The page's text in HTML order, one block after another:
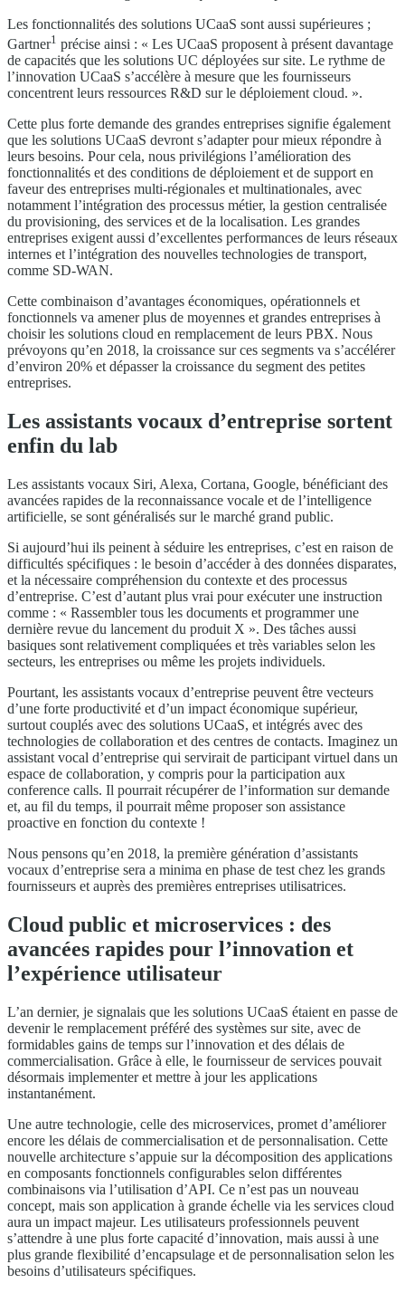
Les fonctionnalités des solutions UCaaS sont aussi supérieures ;
Gartner1 précise ainsi : « Les UCaaS proposent à présent davantage
de capacités que les solutions UC déployées sur site. Le rythme de
l’innovation UCaaS s’accélère à mesure que les fournisseurs
concentrent leurs ressources R&D sur le déploiement cloud. ».
Cette plus forte demande des grandes entreprises signifie également
que les solutions UCaaS devront s’adapter pour mieux répondre à
leurs besoins. Pour cela, nous privilégions l’amélioration des
fonctionnalités et des conditions de déploiement et de support en
faveur des entreprises multi-régionales et multinationales, avec
notamment l’intégration des processus métier, la gestion centralisée
du provisioning, des services et de la localisation. Les grandes
entreprises exigent aussi d’excellentes performances de leurs réseaux
internes et l’intégration des nouvelles technologies de transport,
comme SD-WAN.
Cette combinaison d’avantages économiques, opérationnels et
fonctionnels va amener plus de moyennes et grandes entreprises à
choisir les solutions cloud en remplacement de leurs PBX. Nous
prévoyons qu’en 2018, la croissance sur ces segments va s’accélérer
d’environ 20% et dépasser la croissance du segment des petites
entreprises.
Les assistants vocaux d’entreprise sortent
enfin du lab
Les assistants vocaux Siri, Alexa, Cortana, Google, bénéficiant des
avancées rapides de la reconnaissance vocale et de l’intelligence
artificielle, se sont généralisés sur le marché grand public.
Si aujourd’hui ils peinent à séduire les entreprises, c’est en raison de
difficultés spécifiques : le besoin d’accéder à des données disparates,
et la nécessaire compréhension du contexte et des processus
d’entreprise. C’est d’autant plus vrai pour exécuter une instruction
comme : « Rassembler tous les documents et programmer une
dernière revue du lancement du produit X ». Des tâches aussi
basiques sont relativement compliquées et très variables selon les
secteurs, les entreprises ou même les projets individuels.
Pourtant, les assistants vocaux d’entreprise peuvent être vecteurs
d’une forte productivité et d’un impact économique supérieur,
surtout couplés avec des solutions UCaaS, et intégrés avec des
technologies de collaboration et des centres de contacts. Imaginez un
assistant vocal d’entreprise qui servirait de participant virtuel dans un
espace de collaboration, y compris pour la participation aux
conference calls. Il pourrait récupérer de l’information sur demande
et, au fil du temps, il pourrait même proposer son assistance
proactive en fonction du contexte !
Nous pensons qu’en 2018, la première génération d’assistants
vocaux d’entreprise sera a minima en phase de test chez les grands
fournisseurs et auprès des premières entreprises utilisatrices.
Cloud public et microservices : des
avancées rapides pour l’innovation et
l’expérience utilisateur
L’an dernier, je signalais que les solutions UCaaS étaient en passe de
devenir le remplacement préféré des systèmes sur site, avec de
formidables gains de temps sur l’innovation et des délais de
commercialisation. Grâce à elle, le fournisseur de services pouvait
désormais implementer et mettre à jour les applications
instantanément.
Une autre technologie, celle des microservices, promet d’améliorer
encore les délais de commercialisation et de personnalisation. Cette
nouvelle architecture s’appuie sur la décomposition des applications
en composants fonctionnels configurables selon différentes
combinaisons via l’utilisation d’API. Ce n’est pas un nouveau
concept, mais son application à grande échelle via les services cloud
aura un impact majeur. Les utilisateurs professionnels peuvent
s’attendre à une plus forte capacité d’innovation, mais aussi à une
plus grande flexibilité d’encapsulage et de personnalisation selon les
besoins d’utilisateurs spécifiques.